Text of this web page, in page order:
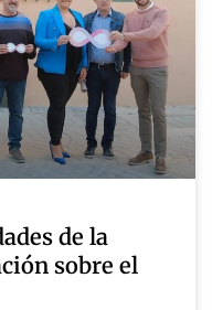
de la
sobre el